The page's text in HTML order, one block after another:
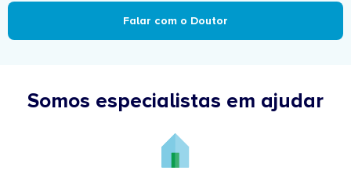
Falar com o Doutor
Somos especialistas em ajudar